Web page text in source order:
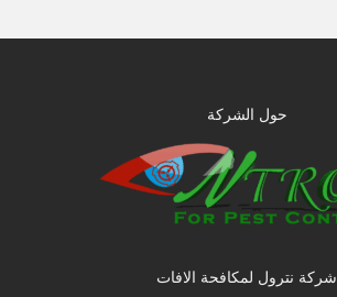
حول الشركة
شركة نترول لمكافحة الافات